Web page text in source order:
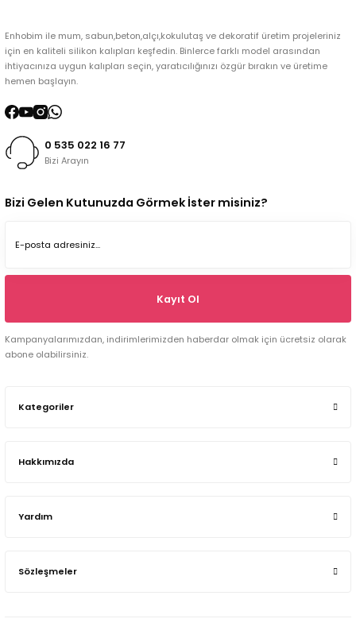
Enhobim ile mum, sabun,beton,alçı,kokulutaş ve dekoratif üretim projeleriniz
için en kaliteli silikon kalıpları keşfedin. Binlerce farklı model arasından
ihtiyacınıza uygun kalıpları seçin, yaratıcılığınızı özgür bırakın ve üretime
hemen başlayın.
0 535 022 16 77
Bizi Arayın
Kategoriler
Hakkımızda
Yardım
Sözleşmeler
Bizi Gelen Kutunuzda Görmek İster misiniz?
Kayıt Ol
Kampanyalarımızdan, indirimlerimizden haberdar olmak için ücretsiz olarak
abone olabilirsiniz.